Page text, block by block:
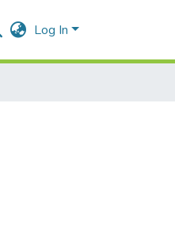
Log In